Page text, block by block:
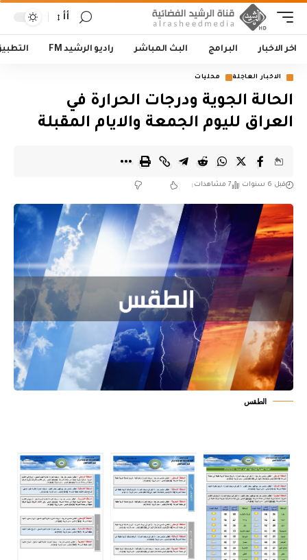
أأ
اخر الاخبار البرامج البث المباشر راديو الرشيد FM
الاخبار العاجلة محليات
الحالة الجوية ودرجات الحرارة في
العراق لليوم الجمعة والايام المقبلة
قبل 6 سنوات 7 مشاهدات
الطقس